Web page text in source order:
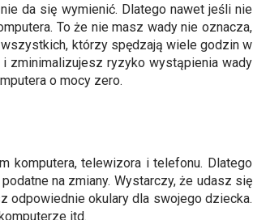
da się wymienić. Dlatego nawet jeśli nie
To że nie masz wady nie oznacza,
którzy spędzają wiele godzin w
zminimalizujesz ryzyko wystąpienia wady
o mocy zero.
komputera, telewizora i telefonu. Dlatego
na zmiany. Wystarczy, że udasz się
odpowiednie okulary dla swojego dziecka.
itd.